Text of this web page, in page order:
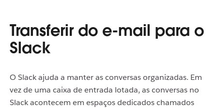
Transferir do e-mail para o
Slack
O Slack ajuda a manter as conversas organizadas. Em
vez de uma caixa de entrada lotada, as conversas no
Slack acontecem em espaços dedicados chamados